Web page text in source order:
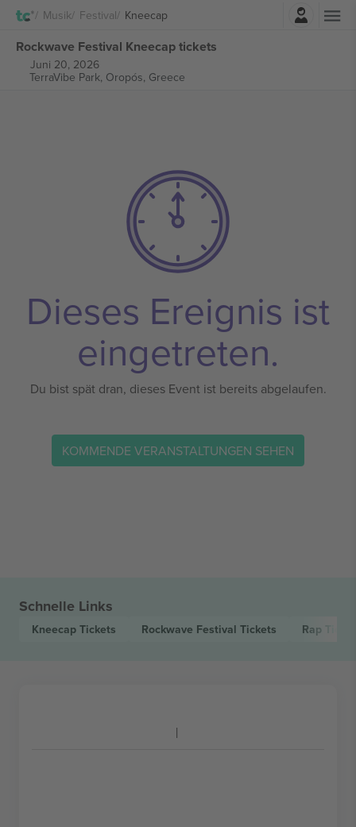
Musik Festival Kneecap
Rockwave Festival Kneecap tickets
Juni 20, 2026
TerraVibe Park, Oropós, Greece
Dieses Ereignis ist
eingetreten.
Du bist spät dran, dieses Event ist bereits abgelaufen.
KOMMENDE VERANSTALTUNGEN SEHEN
Schnelle Links
Kneecap Tickets Rockwave Festival Tickets Rap